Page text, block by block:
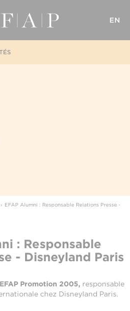
EN
EFAP Alumni : Responsable Relations Presse -
: Responsable
- Disneyland Paris
Promotion 2005, responsable
chez Disneyland Paris.